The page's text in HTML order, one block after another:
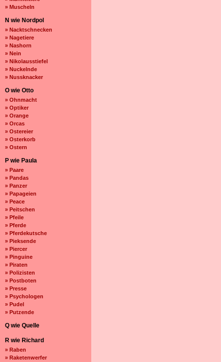
» Muscheln
N wie Nordpol
» Nacktschnecken
» Nagetiere
» Nashorn
» Nein
» Nikolausstiefel
» Nuckelnde
» Nussknacker
O wie Otto
» Ohnmacht
» Optiker
» Orange
» Orcas
» Ostereier
» Osterkorb
» Ostern
P wie Paula
» Paare
» Pandas
» Panzer
» Papageien
» Peace
» Peitschen
» Pfeile
» Pferde
» Pferdekutsche
» Pieksende
» Piercer
» Pinguine
» Piraten
» Polizisten
» Postboten
» Presse
» Psychologen
» Pudel
» Putzende
Q wie Quelle
R wie Richard
» Raben
» Raketenwerfer